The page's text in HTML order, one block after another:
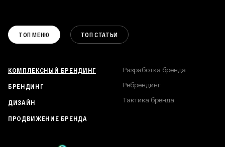
ВАКАНСИИ
ПОЛИТИКА КОНФИДЕНЦИАЛЬНОСТИ
ТАКТИКА БРЕНДА
КОММУНИКАЦИОННАЯ СТРАТЕГИЯ
ТОП МЕНЮ ТОП СТАТЬИ
КОМПЛЕКСНЫЙ БРЕНДИНГ
БРЕНДИНГ
ДИЗАЙН
ПРОДВИЖЕНИЕ БРЕНДА
Разработка бренда
Ребрендинг
Тактика бренда